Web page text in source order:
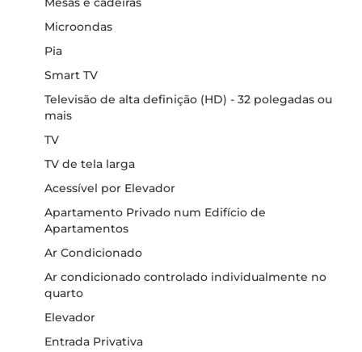
Microondas
Pia
Smart TV
Televisão de alta definição (HD) - 32 polegadas ou
mais
TV
TV de tela larga
Acessível por Elevador
Apartamento Privado num Edifício de
Apartamentos
Ar Condicionado
Ar condicionado controlado individualmente no
quarto
Elevador
Entrada Privativa